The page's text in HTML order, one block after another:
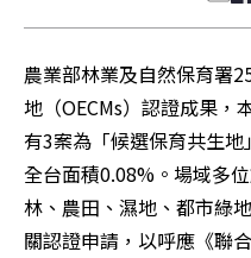
農業部林業及自然保育署
地（OECMs）認證成果，
有3案為「候選保育共生
全台面積0.08%。場域多
林、農田、濕地、都市綠
關認證申請，以呼應《聯